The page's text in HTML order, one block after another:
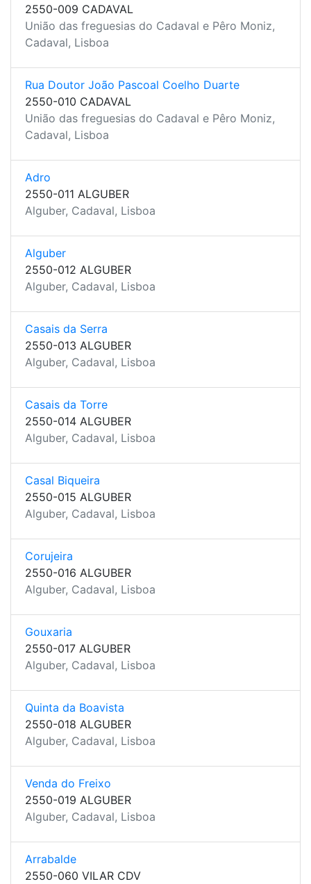
2550-009 CADAVAL
União das freguesias do Cadaval e Pêro Moniz,
Cadaval, Lisboa
Rua Doutor João Pascoal Coelho Duarte
2550-010 CADAVAL
União das freguesias do Cadaval e Pêro Moniz,
Cadaval, Lisboa
Adro
2550-011 ALGUBER
Alguber, Cadaval, Lisboa
Alguber
2550-012 ALGUBER
Alguber, Cadaval, Lisboa
Casais da Serra
2550-013 ALGUBER
Alguber, Cadaval, Lisboa
Casais da Torre
2550-014 ALGUBER
Alguber, Cadaval, Lisboa
Casal Biqueira
2550-015 ALGUBER
Alguber, Cadaval, Lisboa
Corujeira
2550-016 ALGUBER
Alguber, Cadaval, Lisboa
Gouxaria
2550-017 ALGUBER
Alguber, Cadaval, Lisboa
Quinta da Boavista
2550-018 ALGUBER
Alguber, Cadaval, Lisboa
Venda do Freixo
2550-019 ALGUBER
Alguber, Cadaval, Lisboa
Arrabalde
2550-060 VILAR CDV